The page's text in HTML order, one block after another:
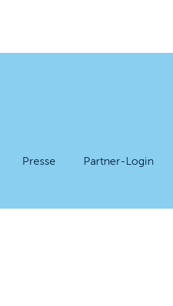
Presse Partner-Login